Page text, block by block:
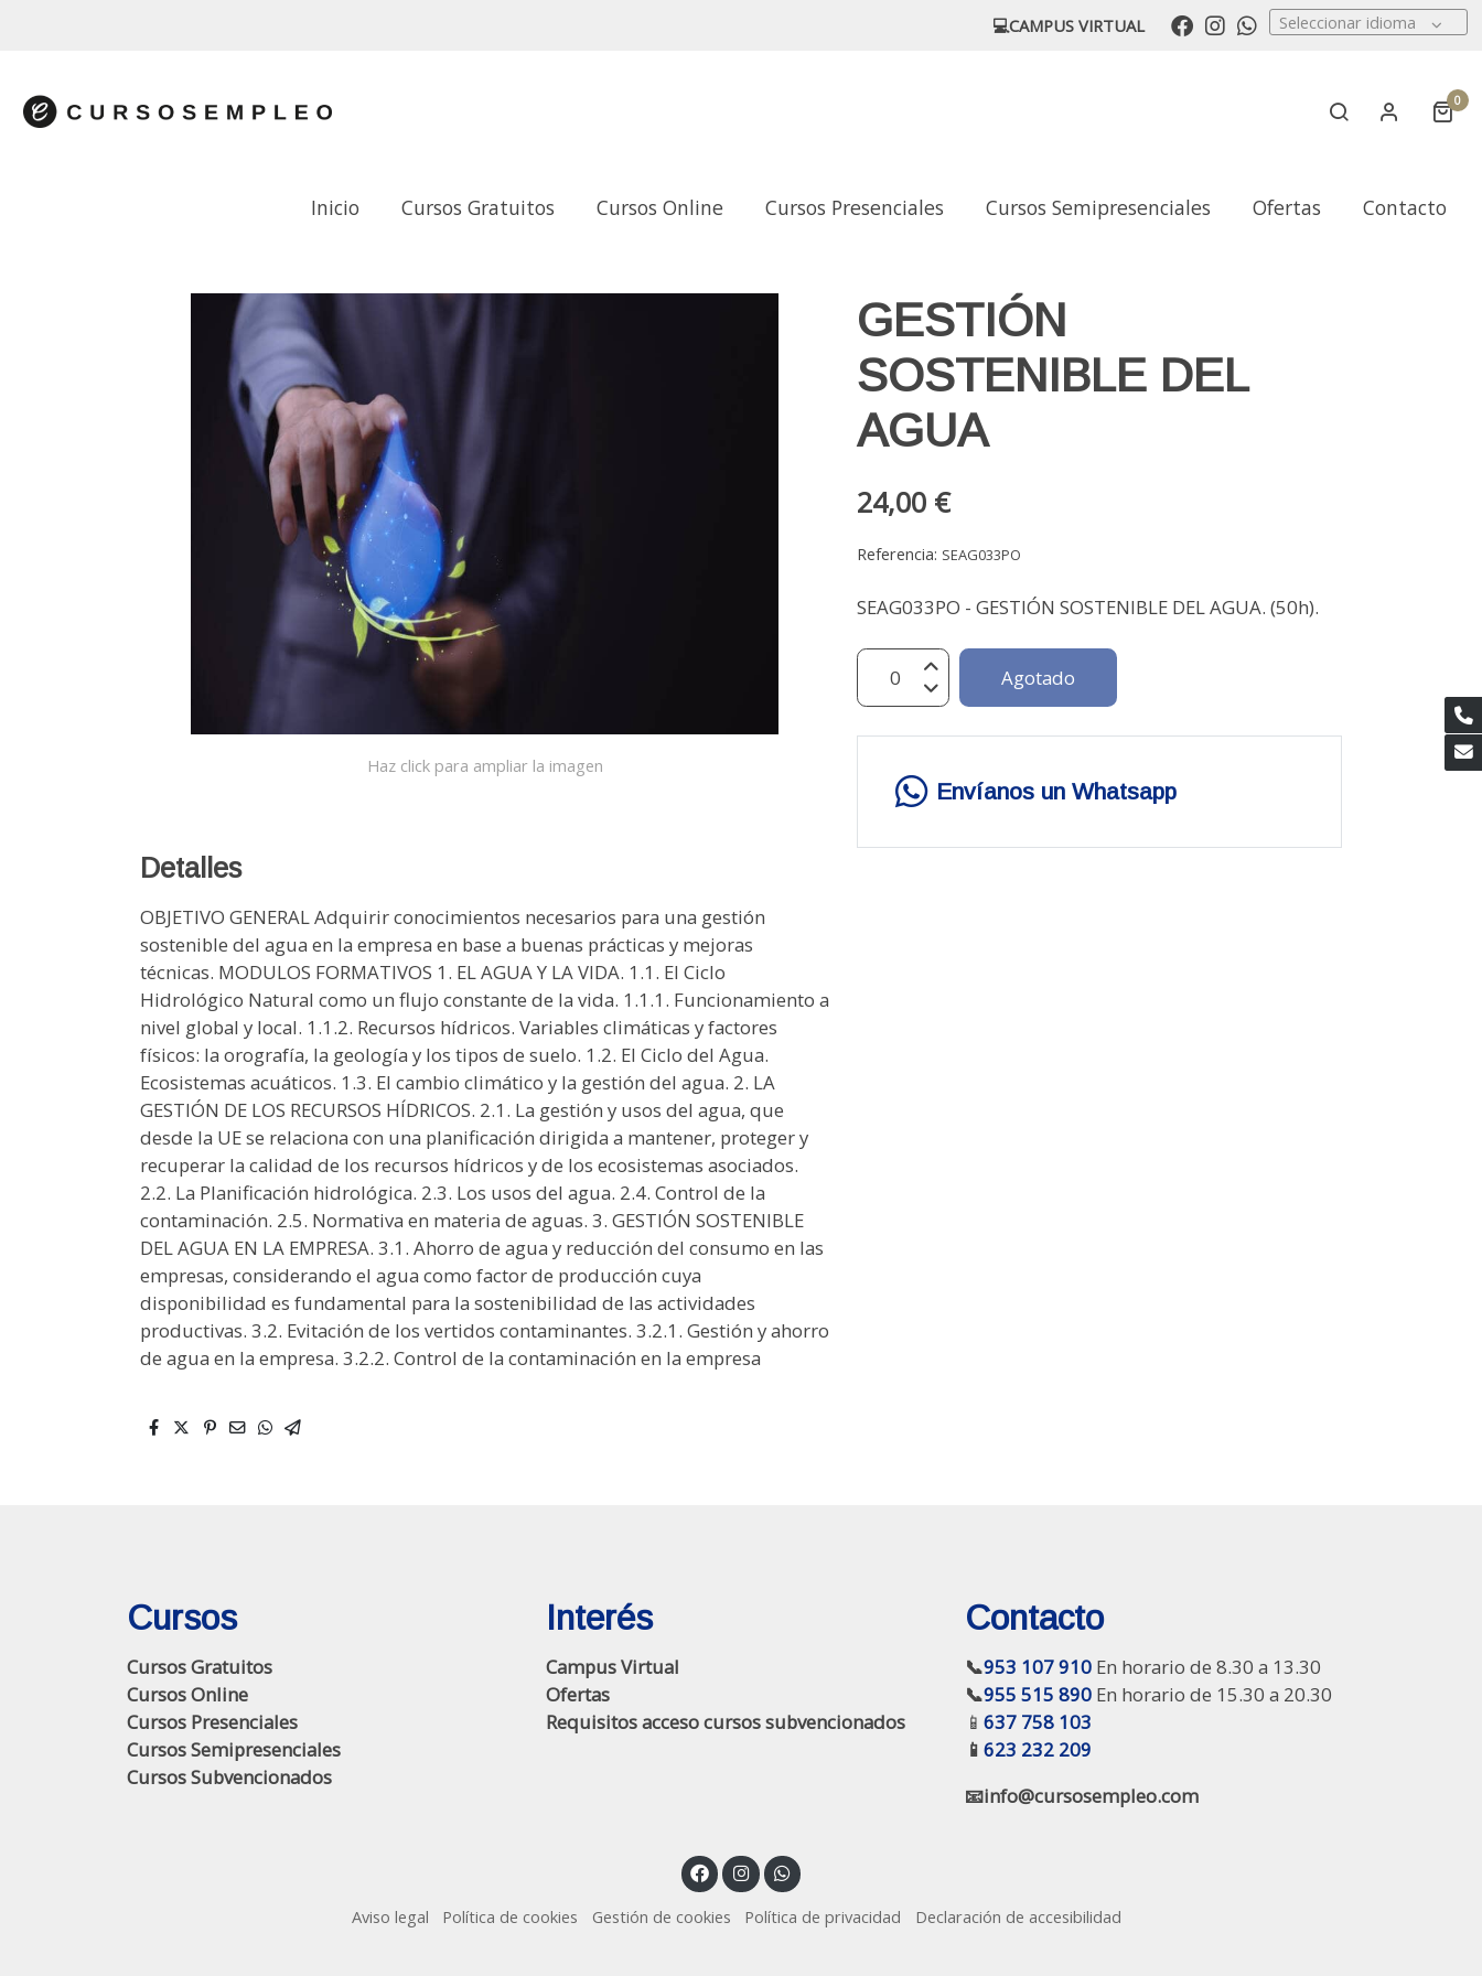
💻CAMPUS VIRTUAL Seleccionar idioma
0
Inicio Cursos Gratuitos Cursos Online Cursos Presenciales Cursos Semipresenciales Ofertas Contacto
Haz click para ampliar la imagen
Detalles
OBJETIVO GENERAL Adquirir conocimientos necesarios para una gestión
sostenible del agua en la empresa en base a buenas prácticas y mejoras
técnicas. MODULOS FORMATIVOS 1. EL AGUA Y LA VIDA. 1.1. El Ciclo
Hidrológico Natural como un flujo constante de la vida. 1.1.1. Funcionamiento a
nivel global y local. 1.1.2. Recursos hídricos. Variables climáticas y factores
físicos: la orografía, la geología y los tipos de suelo. 1.2. El Ciclo del Agua.
Ecosistemas acuáticos. 1.3. El cambio climático y la gestión del agua. 2. LA
GESTIÓN DE LOS RECURSOS HÍDRICOS. 2.1. La gestión y usos del agua, que
desde la UE se relaciona con una planificación dirigida a mantener, proteger y
recuperar la calidad de los recursos hídricos y de los ecosistemas asociados.
2.2. La Planificación hidrológica. 2.3. Los usos del agua. 2.4. Control de la
contaminación. 2.5. Normativa en materia de aguas. 3. GESTIÓN SOSTENIBLE
DEL AGUA EN LA EMPRESA. 3.1. Ahorro de agua y reducción del consumo en las
empresas, considerando el agua como factor de producción cuya
disponibilidad es fundamental para la sostenibilidad de las actividades
productivas. 3.2. Evitación de los vertidos contaminantes. 3.2.1. Gestión y ahorro
de agua en la empresa. 3.2.2. Control de la contaminación en la empresa
GESTIÓN
SOSTENIBLE DEL
AGUA
24,00 €
Referencia: SEAG033PO
SEAG033PO - GESTIÓN SOSTENIBLE DEL AGUA. (50h).
Agotado
Envíanos un Whatsapp
Cursos
Cursos Gratuitos
Cursos Online
Cursos Presenciales
Cursos Semipresenciales
Cursos Subvencionados
Interés
Campus Virtual
Ofertas
Requisitos acceso cursos subvencionados
Contacto
📞953 107 910En horario de 8.30 a 13.30
📞955 515 890En horario de 15.30 a 20.30
📱 637 758 103
📱 623 232 209
📧info@cursosempleo.com
Aviso legal Política de cookies Gestión de cookies Política de privacidad Declaración de accesibilidad